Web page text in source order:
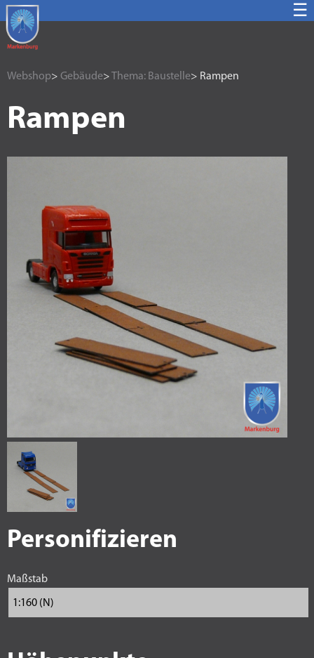
☰
Webshop> Gebäude> Thema: Baustelle> Rampen
Rampen
Personifizieren
Maßstab